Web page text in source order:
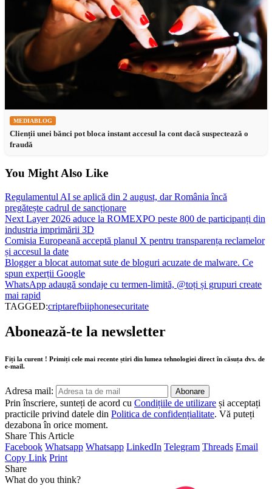
MEDIABLOG
Clienții unei bănci pot bloca instant accesul la cont dacă suspectează o
fraudă
You Might Also Like
Regulamentul AI se aplică din 2 august, dar România încă
pregătește cadrul de sancționare
Next Layer 2026 aduce la ROMEXPO peste 800 de participanți din
industria imprimării 3D
Comisia Europeană acceptă planul X pentru transparența reclamelor
și accesul la date
Blogger a blocat automat sute de bloguri acuzate de malware. Ce
spun experții Google
WhatsApp adaugă sondaje cu termen-limită, @toți și grupuri create
mai rapid
TAGGED:criptarefbiiphonesecuritate
Abonează-te la newsletter
Fiți la curent ! Primiți cele mai recente știri din lumea tehnologiei direct în căsuța dvs. de
e-mail.
Adresa mail:
Prin înscriere, sunteți de acord cu Condițiile de utilizare și acceptați
practicile privind datele din Politica de confidențialitate. Vă puteți
dezabona în orice moment.
Share This Article
Facebook Whatsapp Whatsapp LinkedIn Telegram Threads Email
Copy Link Print
Share
What do you think?